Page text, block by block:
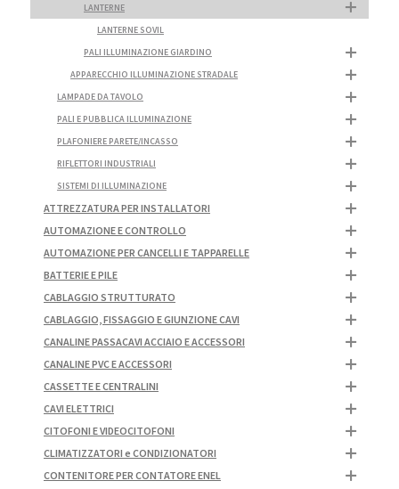
LANTERNE
LANTERNE SOVIL
PALI ILLUMINAZIONE GIARDINO
APPARECCHIO ILLUMINAZIONE STRADALE
LAMPADE DA TAVOLO
PALI E PUBBLICA ILLUMINAZIONE
PLAFONIERE PARETE/INCASSO
RIFLETTORI INDUSTRIALI
SISTEMI DI ILLUMINAZIONE
ATTREZZATURA PER INSTALLATORI
AUTOMAZIONE E CONTROLLO
AUTOMAZIONE PER CANCELLI E TAPPARELLE
BATTERIE E PILE
CABLAGGIO STRUTTURATO
CABLAGGIO, FISSAGGIO E GIUNZIONE CAVI
CANALINE PASSACAVI ACCIAIO E ACCESSORI
CANALINE PVC E ACCESSORI
CASSETTE E CENTRALINI
CAVI ELETTRICI
CITOFONI E VIDEOCITOFONI
CLIMATIZZATORI e CONDIZIONATORI
CONTENITORE PER CONTATORE ENEL